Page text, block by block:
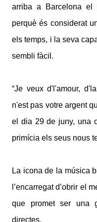
arriba a Barcelona
perquè és considerat
els temps, i la seva
sembli fàcil.
“Je veux d'l'amour,
n'est pas votre argent
el dia 29 de juny, una
primícia els seus nous
La icona de la música
l’encarregat d’obrir el
que promet ser una
directes.